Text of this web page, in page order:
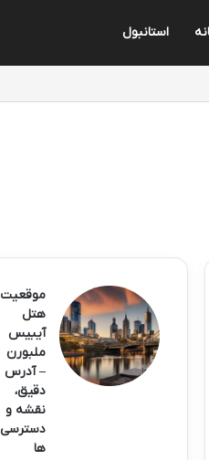
استانبول
موقعیت
هتل
آیبیس
ملبورن
– آدرس
دقیق،
نقشه و
دسترسی
ها